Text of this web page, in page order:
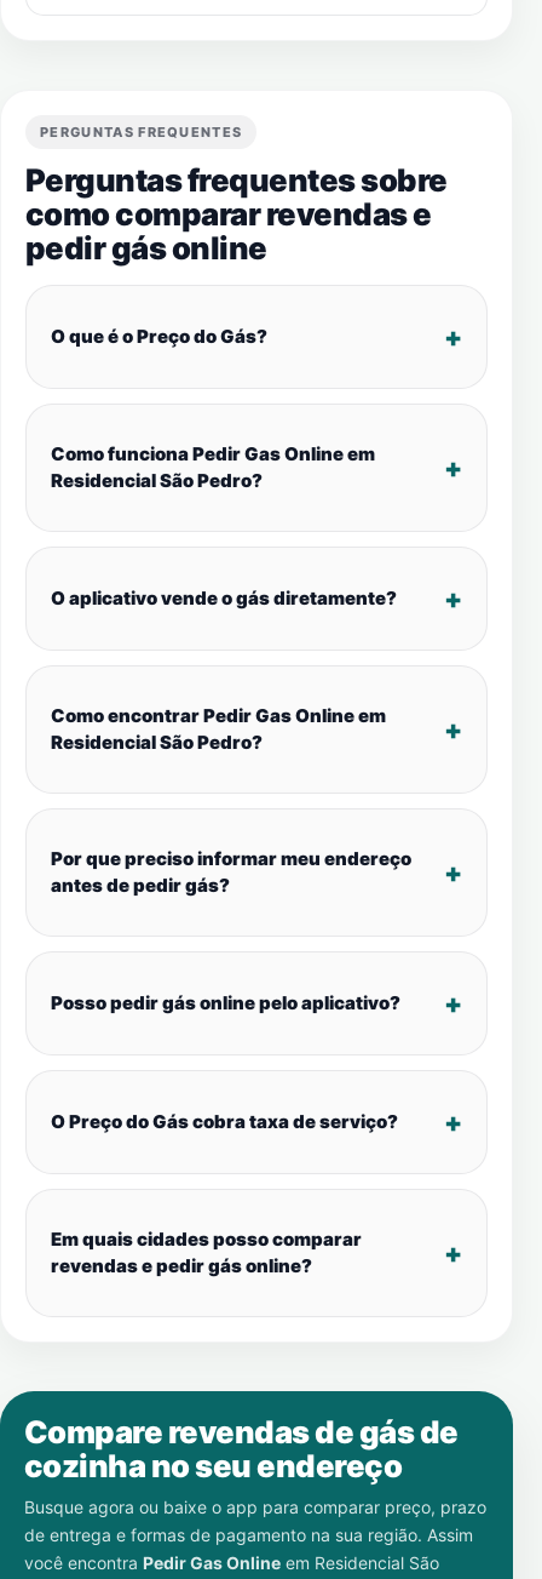
PERGUNTAS FREQUENTES
Perguntas frequentes sobre
como comparar revendas e
pedir gás online
O que é o Preço do Gás?
Como funciona Pedir Gas Online em
Residencial São Pedro?
O aplicativo vende o gás diretamente?
Como encontrar Pedir Gas Online em
Residencial São Pedro?
Por que preciso informar meu endereço
antes de pedir gás?
Posso pedir gás online pelo aplicativo?
O Preço do Gás cobra taxa de serviço?
Em quais cidades posso comparar
revendas e pedir gás online?
Compare revendas de gás de
cozinha no seu endereço
Busque agora ou baixe o app para comparar preço, prazo
de entrega e formas de pagamento na sua região. Assim
você encontra Pedir Gas Online em Residencial São